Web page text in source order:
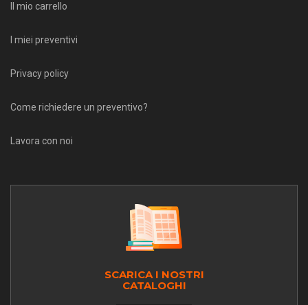
Il mio carrello
I miei preventivi
Privacy policy
Come richiedere un preventivo?
Lavora con noi
SCARICA I NOSTRI
CATALOGHI